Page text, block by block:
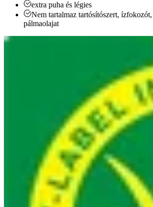
extra puha és légies
Nem tartalmaz tartósítószert, ízfokozót,
pálmaolajat